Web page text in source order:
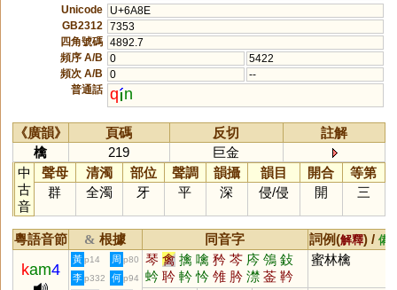
Unicode
U+6A8E
GB2312
7353
四角號碼 4892.7
頻序 A/B
0
5422
頻次 A/B
0
--
普通話 q n
《廣韻》 頁碼 反切
註解
檎
219
巨金
中
古
音
聲母 清濁 部位 聲調 韻攝 韻目 開合
等第
群
全濁 牙 平 深 侵/侵 開 三
粵語音節 & 根據 同音字 詞例(解釋) / 備
kam4
黃 p14 周 p80 琴 禽 擒 噙 矜 芩 庈 鳹 鈙
蚙 耹 軡 忴 雂 肣 澿 菳 靲
蜜林檎
李 p332 何 p94